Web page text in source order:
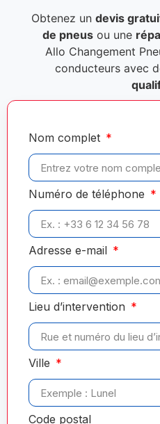
Obtenez undevis
de pneus ou une
Allo Changement
conducteurs avec
Nom complet
Numéro de téléphone
Adresse e-mail
Lieu d’intervention
Ville
Code postal